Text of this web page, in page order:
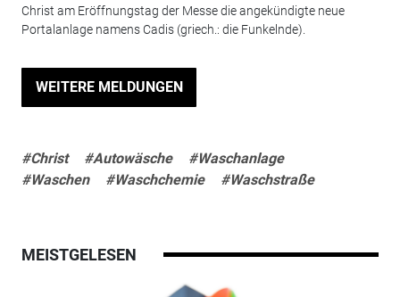
Christ am Eröff­nungs­tag der Messe die angekündigte neue
Portalanlage namens Cadis (griech.: die Funkelnde).
WEITERE MELDUNGEN
#Christ #Autowäsche
#Waschanlage
#Waschen
#Waschchemie #Waschstraße
MEISTGELESEN